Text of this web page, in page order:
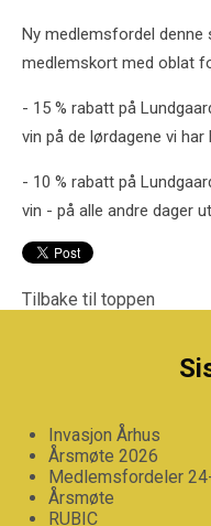
Ny medlemsfordel denne
medlemskort med oblat
- 15 % rabatt på
vin på de lørdagene vi
- 10 % rabatt på
vin - på alle andre dager
Tilbake til toppen
Invasjon Århus
Årsmøte 2026
Medlemsfordeler
Årsmøte
RUBIC